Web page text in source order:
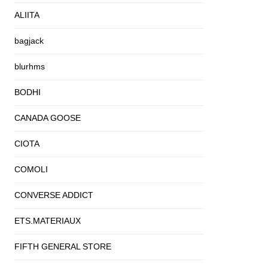
ALIITA
bagjack
blurhms
BODHI
CANADA GOOSE
CIOTA
COMOLI
CONVERSE ADDICT
ETS.MATERIAUX
FIFTH GENERAL STORE